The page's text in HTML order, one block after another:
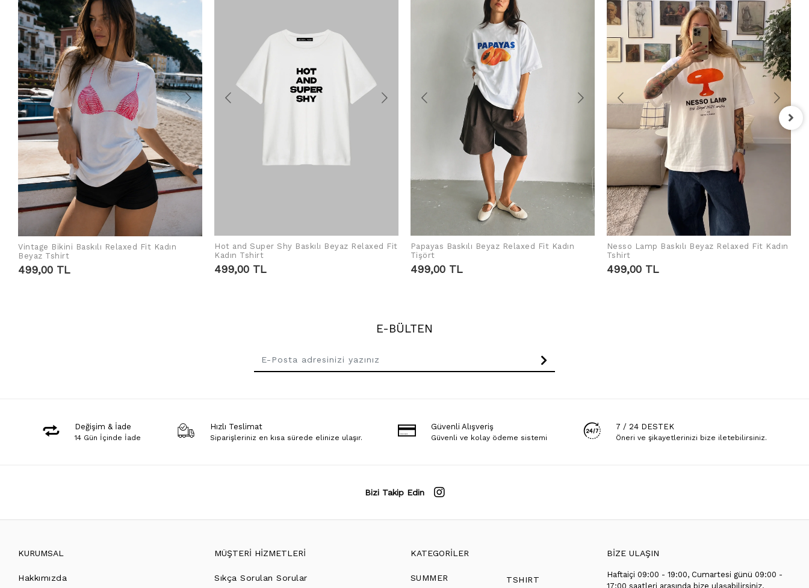
Vintage Bikini Baskılı Relaxed Fit Kadın
Beyaz Tshirt
499,00 TL
SEPETE EKLE
Hot and Super Shy Baskılı Beyaz Relaxed Fit
Kadın Tshirt
499,00 TL
SEPETE EKLE
Papayas Baskılı Beyaz Relaxed Fit Kadın
Tişört
499,00 TL
SEPETE EKLE
Nesso Lamp Baskılı Beyaz Relaxed Fit Kadın
Tshirt
499,00 TL
E-BÜLTEN
Değişim & İade
14 Gün İçinde İade
Hızlı Teslimat
Siparişleriniz en kısa sürede elinize ulaşır.
Güvenli Alışveriş
Güvenli ve kolay ödeme sistemi
7 / 24 DESTEK
Öneri ve şikayetlerinizi bize iletebilirsiniz.
Bizi Takip Edin
KURUMSAL
Hakkımızda
MÜŞTERİ HİZMETLERİ
Sıkça Sorulan Sorular
KATEGORİLER
SUMMER TSHIRT
BİZE ULAŞIN
Haftaiçi 09:00 - 19:00, Cumartesi günü 09:00 -
17:00 saatleri arasında bize ulaşabilirsiniz.